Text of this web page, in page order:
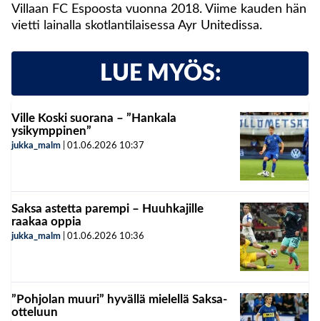
Villaan FC Espoosta vuonna 2018. Viime kauden hän
vietti lainalla skotlantilaisessa Ayr Unitedissa.
LUE MYÖS:
Ville Koski suorana – ”Hankala
ysikymppinen”
jukka_malm 01.06.2026 10:37
Saksa astetta parempi – Huuhkajille
raakaa oppia
jukka_malm 01.06.2026 10:36
”Pohjolan muuri” hyvällä mielellä Saksa-
otteluun